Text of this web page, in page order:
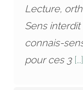
Lecture,
Sens interdit
connais-
pour ces 3 [...]